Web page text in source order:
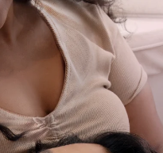
Mis dispositivos
Mis pedidos
Mis direcciones
Mis suscripciones
Español
Português
Русский
繁體中文